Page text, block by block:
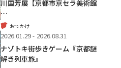
川国芳展【京都市京セラ美術館
…
おでかけ
2026.01.29 - 2026.08.31
ナゾトキ街歩きゲーム『京都謎
解き列車旅』